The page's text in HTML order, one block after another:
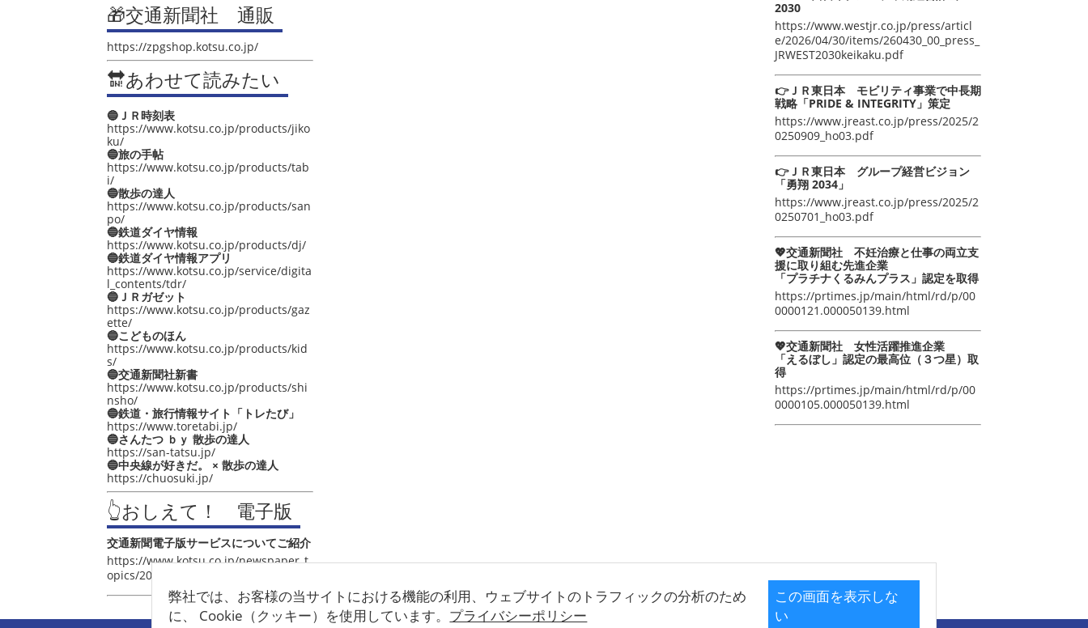
弊社では、お客様の当サイトにおける機能の利用、ウェブサイトのトラフィックの分析のため
に、 Cookie（クッキー）を使用しています。 プライバシーポリシー
この画面を表示しな
い
🎁交通新聞社 通販
https://zpgshop.kotsu.co.jp/
🔛あわせて読みたい
🔵ＪＲ時刻表
https://www.kotsu.co.jp/products/jiko
ku/
🔵旅の手帖
https://www.kotsu.co.jp/products/tab
i/
🔵散歩の達人
https://www.kotsu.co.jp/products/san
po/
🔵鉄道ダイヤ情報
https://www.kotsu.co.jp/products/dj/
🔵鉄道ダイヤ情報アプリ
https://www.kotsu.co.jp/service/digita
l_contents/tdr/
🔵ＪＲガゼット
https://www.kotsu.co.jp/products/gaz
ette/
🔵こどものほん
https://www.kotsu.co.jp/products/kid
s/
🔵交通新聞社新書
https://www.kotsu.co.jp/products/shi
nsho/
🔵鉄道・旅行情報サイト「トレたび」
https://www.toretabi.jp/
🔵さんたつ ｂｙ 散歩の達人
https://san-tatsu.jp/
🔵中央線が好きだ。 × 散歩の達人
https://chuosuki.jp/
👆おしえて！ 電子版
交通新聞電子版サービスについてご紹介
https://www.kotsu.co.jp/newspaper_t
opics/2021/post_4048.html
2030
https://www.westjr.co.jp/press/articl
e/2026/04/30/items/260430_00_press_
JRWEST2030keikaku.pdf
👉ＪＲ東日本 モビリティ事業で中長期
戦略「PRIDE & INTEGRITY」策定
https://www.jreast.co.jp/press/2025/2
0250909_ho03.pdf
👉ＪＲ東日本 グループ経営ビジョン
「勇翔 2034」
https://www.jreast.co.jp/press/2025/2
0250701_ho03.pdf
💖交通新聞社 不妊治療と仕事の両立支
援に取り組む先進企業
「プラチナくるみんプラス」認定を取得
https://prtimes.jp/main/html/rd/p/00
0000121.000050139.html
💖交通新聞社 女性活躍推進企業
「えるぼし」認定の最高位（３つ星）取
得
https://prtimes.jp/main/html/rd/p/00
0000105.000050139.html